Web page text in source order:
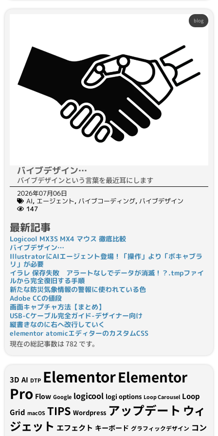
blog
バイブデザイン…
バイブデザインという言葉を最近耳にします
2026年07月06日
AI, エージェント, バイブコーディング, バイブデザイン
147
最新記事
Logicool MX3S MX4 マウス 徹底比較
バイブデザイン…
IllustratorにAIエージェント登場！「操作」より「ボキャブラ
リ」が必要
イラレ 保存失敗 アラートなしでデータが消滅！？.tmpファイ
ルから完全復旧する手順
新たな防災気象情報の警報に使われている色
Adobe CCの値段
画面キャプチャ方法【まとめ】
USB-Cケーブル完全ガイド-デザイナー向け
縦書きなのに右へ改行していく
elementor atomicエディターのカスタムCSS
現在の総記事数は 782 です。
3D AI DTP ElementorElementor
Pro Flow Google logicool logi options Loop Carousel Loop
Grid macOS TIPS Wordpress アップデート ウィ
ジェット エフェクト キーボード グラフィックデザイン コン